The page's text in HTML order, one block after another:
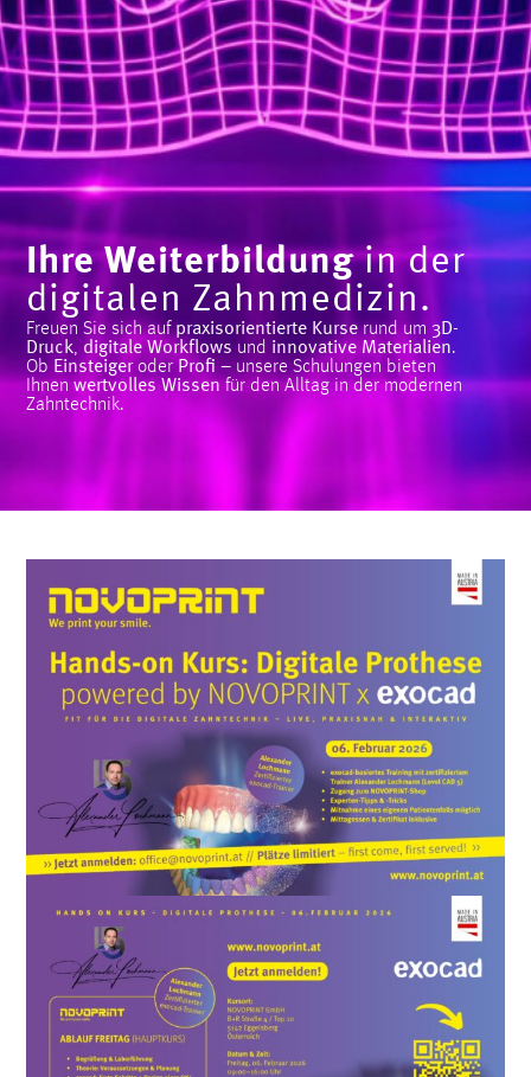
Ihre Weiterbildungin der
digitalen Zahnmedizin.
Freuen Sie sich aufpraxisorientierte Kurserund um 3D-
Druck, digitale Workflows und innovative Materialien.
Ob Einsteigeroder Profi – unsere Schulungen bieten
Ihnenwertvolles Wissenfür den Alltag in der modernen
Zahntechnik.